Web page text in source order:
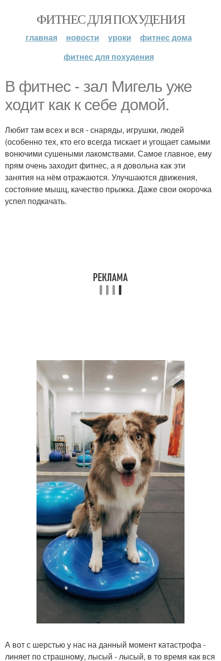
ФИТНЕС ДЛЯ ПОХУДЕНИЯ
главная новости уроки
фитнес дома
фитнес для похудения
В фитнес - зал Мигель уже
ходит как к себе домой.
Любит там всех и вся - снаряды, игрушки, людей
(особенно тех, кто его всегда тискает и угощает самыми
вонючими сушеными лакомствами. Самое главное, ему
прям очень заходит фитнес, а я довольна как эти
занятия на нём отражаются. Улучшаются движения,
состояние мышц, качество прыжка. Даже свои окорочка
успел подкачать.
А вот с шерстью у нас на данный момент катастрофа -
линяет по страшному, лысый - лысый, в то время как вся